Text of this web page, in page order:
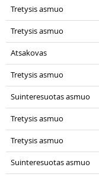
Tretysis asmuo
Tretysis asmuo
Atsakovas
Tretysis asmuo
Suinteresuotas asmuo
Tretysis asmuo
Tretysis asmuo
Suinteresuotas asmuo